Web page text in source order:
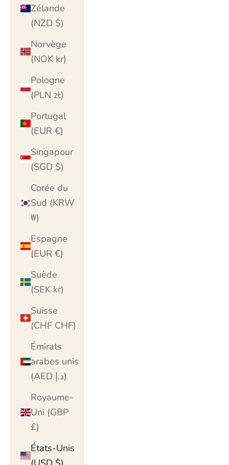
Zélande
(NZD $)
Norvège
(NOK kr)
Pologne
(PLN zł)
Portugal
(EUR €)
Singapour
(SGD $)
Corée du
Sud (KRW
₩)
Espagne
(EUR €)
Suède
(SEK kr)
Suisse
(CHF CHF)
Émirats
arabes unis
(AED د.إ)
Royaume-
Uni (GBP
£)
États-Unis